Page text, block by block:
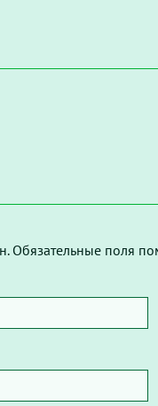
Обязательные поля